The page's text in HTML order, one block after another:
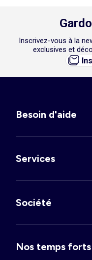
Inscrivez-vous à la
exclusives et
Besoin d'aide
Services
Société
Nos temps forts